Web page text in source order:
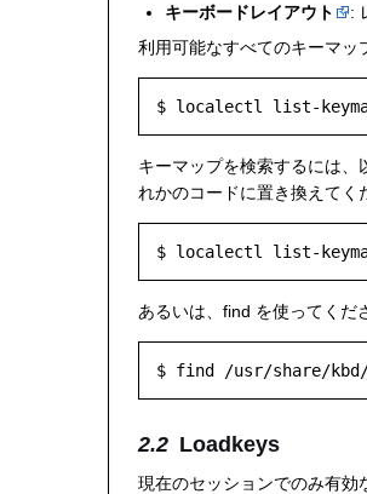
キーボードレイアウト
:
利用可能なすべてのキーマッ
キーマップを検索するには、
れかのコードに置き換えてく
$ localectl list-
あるいは、find を使ってくだ
$ find /usr/share/
Loadkeys
現在のセッションでのみ有効